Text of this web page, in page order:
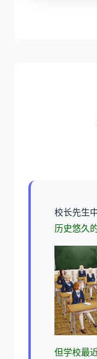
校长先生
历史悠久
但学校最